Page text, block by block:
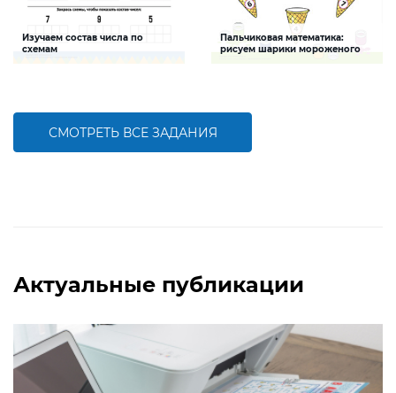
Изучаем состав числа по
схемам
Пальчиковая математика:
рисуем шарики мороженого
СМОТРЕТЬ ВСЕ ЗАДАНИЯ
Актуальные публикации